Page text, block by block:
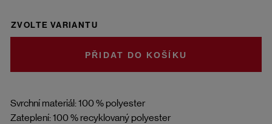
Svrchní materiál: 100 % polyester
Zateplení: 100 % recyklovaný polyester
ZVOLTE VARIANTU
DO KOŠÍKU